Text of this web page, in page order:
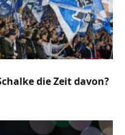
die Zeit davon?